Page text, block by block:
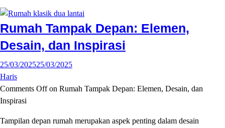
Rumah Tampak Depan: Elemen,
Desain, dan Inspirasi
25/03/202525/03/2025
Haris
Comments Offon Rumah Tampak Depan: Elemen, Desain, dan
Inspirasi
Tampilan depan rumah merupakan aspek penting dalam desain